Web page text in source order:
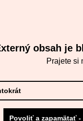
obsah je
Prajete si
Povoliť a zapamätať